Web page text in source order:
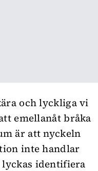
och lyckliga vi
emellanåt bråka
är att nyckeln
inte handlar
identifiera